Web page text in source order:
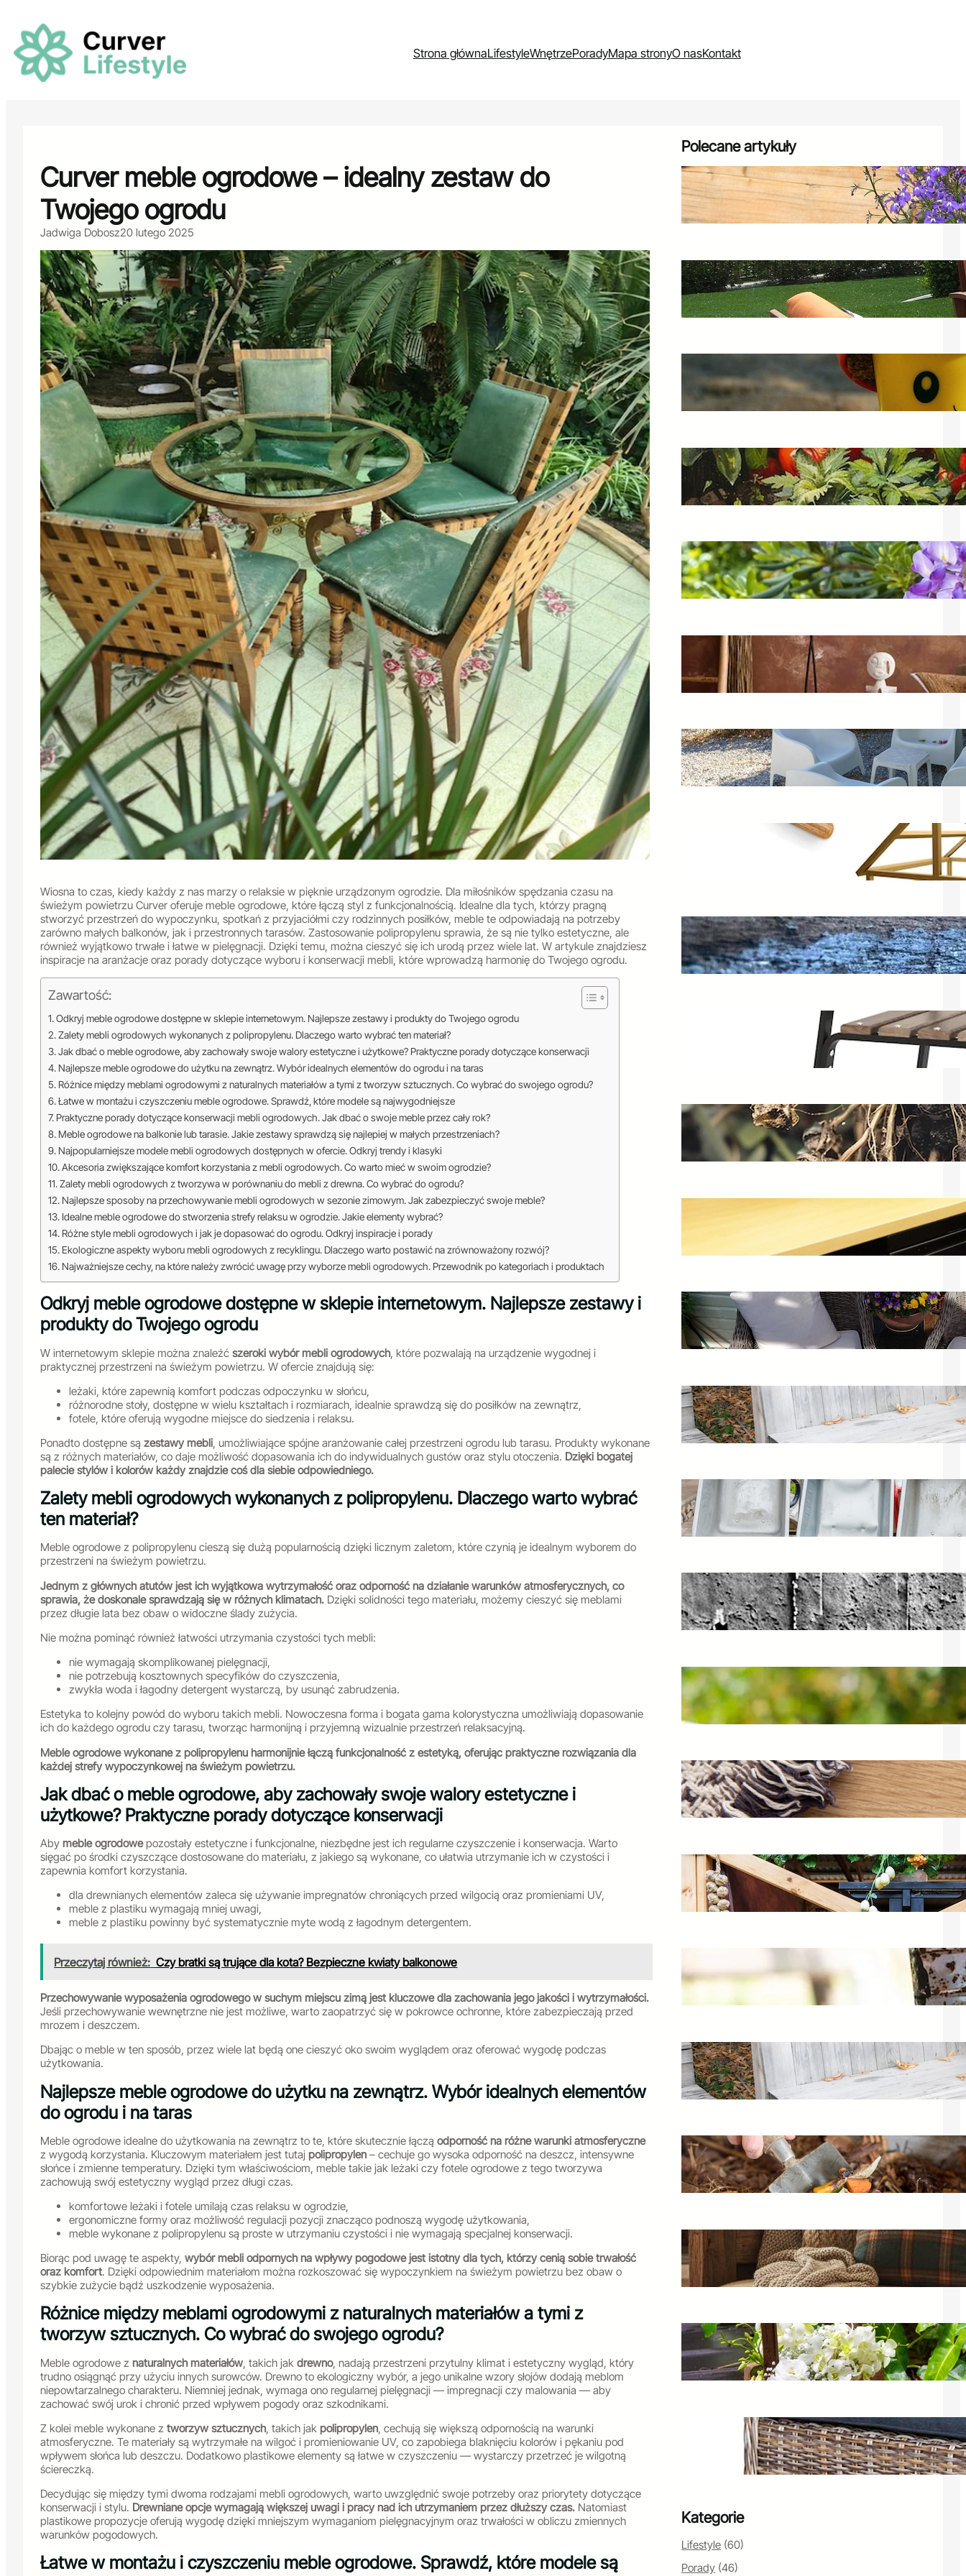
treści
Strona głównaLifestyleWnętrzePoradyMapa stronyO nasKontakt
Curver meble ogrodowe – idealny zestaw do
Twojego ogrodu
Jadwiga Dobosz20 lutego 2025
Wiosna to czas, kiedy każdy z nas marzy o relaksie w pięknie urządzonym ogrodzie. Dla miłośników spędzania czasu na
świeżym powietrzu Curver oferuje meble ogrodowe, które łączą styl z funkcjonalnością. Idealne dla tych, którzy pragną
stworzyć przestrzeń do wypoczynku, spotkań z przyjaciółmi czy rodzinnych posiłków, meble te odpowiadają na potrzeby
zarówno małych balkonów, jak i przestronnych tarasów. Zastosowanie polipropylenu sprawia, że są nie tylko estetyczne, ale
również wyjątkowo trwałe i łatwe w pielęgnacji. Dzięki temu, można cieszyć się ich urodą przez wiele lat. W artykule znajdziesz
inspiracje na aranżacje oraz porady dotyczące wyboru i konserwacji mebli, które wprowadzą harmonię do Twojego ogrodu.
Zawartość:
Odkryj meble ogrodowe dostępne w sklepie internetowym. Najlepsze zestawy i produkty do Twojego ogrodu
Zalety mebli ogrodowych wykonanych z polipropylenu. Dlaczego warto wybrać ten materiał?
Jak dbać o meble ogrodowe, aby zachowały swoje walory estetyczne i użytkowe? Praktyczne porady dotyczące konserwacji
Najlepsze meble ogrodowe do użytku na zewnątrz. Wybór idealnych elementów do ogrodu i na taras
Różnice między meblami ogrodowymi z naturalnych materiałów a tymi z tworzyw sztucznych. Co wybrać do swojego ogrodu?
Łatwe w montażu i czyszczeniu meble ogrodowe. Sprawdź, które modele są najwygodniejsze
Praktyczne porady dotyczące konserwacji mebli ogrodowych. Jak dbać o swoje meble przez cały rok?
Meble ogrodowe na balkonie lub tarasie. Jakie zestawy sprawdzą się najlepiej w małych przestrzeniach?
Najpopularniejsze modele mebli ogrodowych dostępnych w ofercie. Odkryj trendy i klasyki
Akcesoria zwiększające komfort korzystania z mebli ogrodowych. Co warto mieć w swoim ogrodzie?
Zalety mebli ogrodowych z tworzywa w porównaniu do mebli z drewna. Co wybrać do ogrodu?
Najlepsze sposoby na przechowywanie mebli ogrodowych w sezonie zimowym. Jak zabezpieczyć swoje meble?
Idealne meble ogrodowe do stworzenia strefy relaksu w ogrodzie. Jakie elementy wybrać?
Różne style mebli ogrodowych i jak je dopasować do ogrodu. Odkryj inspiracje i porady
Ekologiczne aspekty wyboru mebli ogrodowych z recyklingu. Dlaczego warto postawić na zrównoważony rozwój?
Najważniejsze cechy, na które należy zwrócić uwagę przy wyborze mebli ogrodowych. Przewodnik po kategoriach i produktach
Odkryj meble ogrodowe dostępne w sklepie internetowym. Najlepsze zestawy i
produkty do Twojego ogrodu
W internetowym sklepie można znaleźć szeroki wybór mebli ogrodowych , które pozwalają na urządzenie wygodnej i
praktycznej przestrzeni na świeżym powietrzu. W ofercie znajdują się:
leżaki, które zapewnią komfort podczas odpoczynku w słońcu,
różnorodne stoły, dostępne w wielu kształtach i rozmiarach, idealnie sprawdzą się do posiłków na zewnątrz,
fotele, które oferują wygodne miejsce do siedzenia i relaksu.
Ponadto dostępne są zestawy mebli, umożliwiające spójne aranżowanie całej przestrzeni ogrodu lub tarasu. Produkty wykonane
są z różnych materiałów, co daje możliwość dopasowania ich do indywidualnych gustów oraz stylu otoczenia. Dzięki bogatej
palecie stylów i kolorów każdy znajdzie coś dla siebie odpowiedniego.
Zalety mebli ogrodowych wykonanych z polipropylenu. Dlaczego warto wybrać
ten materiał?
Meble ogrodowe z polipropylenu cieszą się dużą popularnością dzięki licznym zaletom, które czynią je idealnym wyborem do
przestrzeni na świeżym powietrzu.
Jednym z głównych atutów jest ich wyjątkowa wytrzymałość oraz odporność na działanie warunków atmosferycznych, co
sprawia, że doskonale sprawdzają się w różnych klimatach. Dzięki solidności tego materiału, możemy cieszyć się meblami
przez długie lata bez obaw o widoczne ślady zużycia.
Nie można pominąć również łatwości utrzymania czystości tych mebli:
nie wymagają skomplikowanej pielęgnacji,
nie potrzebują kosztownych specyfików do czyszczenia,
zwykła woda i łagodny detergent wystarczą, by usunąć zabrudzenia.
Estetyka to kolejny powód do wyboru takich mebli. Nowoczesna forma i bogata gama kolorystyczna umożliwiają dopasowanie
ich do każdego ogrodu czy tarasu, tworząc harmonijną i przyjemną wizualnie przestrzeń relaksacyjną.
Meble ogrodowe wykonane z polipropylenu harmonijnie łączą funkcjonalność z estetyką, oferując praktyczne rozwiązania dla
każdej strefy wypoczynkowej na świeżym powietrzu.
Jak dbać o meble ogrodowe, aby zachowały swoje walory estetyczne i
użytkowe? Praktyczne porady dotyczące konserwacji
Aby meble ogrodowepozostały estetyczne i funkcjonalne, niezbędne jest ich regularne czyszczenie i konserwacja. Warto
sięgać po środki czyszczące dostosowane do materiału, z jakiego są wykonane, co ułatwia utrzymanie ich w czystości i
zapewnia komfort korzystania.
dla drewnianych elementów zaleca się używanie impregnatów chroniących przed wilgocią oraz promieniami UV,
meble z plastiku wymagają mniej uwagi,
meble z plastiku powinny być systematycznie myte wodą z łagodnym detergentem.
Przeczytaj również: Czy bratki są trujące dla kota? Bezpieczne kwiaty balkonowe
Przechowywanie wyposażenia ogrodowego w suchym miejscu zimą jest kluczowe dla zachowania jego jakości i wytrzymałości.
Jeśli przechowywanie wewnętrzne nie jest możliwe, warto zaopatrzyć się w pokrowce ochronne, które zabezpieczają przed
mrozem i deszczem.
Dbając o meble w ten sposób, przez wiele lat będą one cieszyć oko swoim wyglądem oraz oferować wygodę podczas
użytkowania.
Najlepsze meble ogrodowe do użytku na zewnątrz. Wybór idealnych elementów
do ogrodu i na taras
Meble ogrodowe idealne do użytkowania na zewnątrz to te, które skutecznie łączą odporność na różne warunki atmosferyczne
z wygodą korzystania. Kluczowym materiałem jest tutaj polipropylen – cechuje go wysoka odporność na deszcz, intensywne
słońce i zmienne temperatury. Dzięki tym właściwościom, meble takie jak leżaki czy fotele ogrodowe z tego tworzywa
zachowują swój estetyczny wygląd przez długi czas.
komfortowe leżaki i fotele umilają czas relaksu w ogrodzie,
ergonomiczne formy oraz możliwość regulacji pozycji znacząco podnoszą wygodę użytkowania,
meble wykonane z polipropylenu są proste w utrzymaniu czystości i nie wymagają specjalnej konserwacji.
Biorąc pod uwagę te aspekty, wybór mebli odpornych na wpływy pogodowe jest istotny dla tych, którzy cenią sobie trwałość
oraz komfort. Dzięki odpowiednim materiałom można rozkoszować się wypoczynkiem na świeżym powietrzu bez obaw o
szybkie zużycie bądź uszkodzenie wyposażenia.
Różnice między meblami ogrodowymi z naturalnych materiałów a tymi z
tworzyw sztucznych. Co wybrać do swojego ogrodu?
Meble ogrodowe z naturalnych materiałów , takich jak drewno, nadają przestrzeni przytulny klimat i estetyczny wygląd, który
trudno osiągnąć przy użyciu innych surowców. Drewno to ekologiczny wybór, a jego unikalne wzory słojów dodają meblom
niepowtarzalnego charakteru. Niemniej jednak, wymaga ono regularnej pielęgnacji — impregnacji czy malowania — aby
zachować swój urok i chronić przed wpływem pogody oraz szkodnikami.
Z kolei meble wykonane z tworzyw sztucznych, takich jak polipropylen, cechują się większą odpornością na warunki
atmosferyczne. Te materiały są wytrzymałe na wilgoć i promieniowanie UV, co zapobiega blaknięciu kolorów i pękaniu pod
wpływem słońca lub deszczu. Dodatkowo plastikowe elementy są łatwe w czyszczeniu — wystarczy przetrzeć je wilgotną
ściereczką.
Decydując się między tymi dwoma rodzajami mebli ogrodowych, warto uwzględnić swoje potrzeby oraz priorytety dotyczące
konserwacji i stylu. Drewniane opcje wymagają większej uwagi i pracy nad ich utrzymaniem przez dłuższy czas. Natomiast
plastikowe propozycje oferują wygodę dzięki mniejszym wymaganiom pielęgnacyjnym oraz trwałości w obliczu zmiennych
warunków pogodowych.
Łatwe w montażu i czyszczeniu meble ogrodowe. Sprawdź, które modele są
Polecane artykuły
Rośliny do donic: jakie wybrać na
balkon i taras?
18 marca 2025
Meble Curver – idealny zestaw mebli
ogrodowych do Twojego ogrodu
31 grudnia 2024
Zabawy w piasku: kreatywne pomysły
na zabawę w piaskownicy
17 czerwca 2025
Jak zrobić domowy ogródek
warzywny? Praktyczne porady
3 kwietnia 2025
Wisteria na balkonie – jak uprawiać
glicynię w donicy?
2 czerwca 2025
Meble w stylu boho – jak urządzić
wnętrze w tym stylu?
26 lutego 2025
Krzesło ogrodowe Curver – idealne
meble na balkon i ogród
8 lutego 2025
Keter domek narzędziowy – idealny
Jak zabezpieczyć drewno przed
murszeniem mebli? Porady
budowlane
27 kwietnia 2025
Krzesła ogrodowe Curver – idealne
meble na balkon i ogród
Jak wygląda system korzeniowy
hortensji bukietowej? Pielęgnacja i
uprawa
24 maja 2025
Krzesło profilowane – jak wybrać
11 maja 2025
Meble ogrodowe wygodne – wybierz
zestaw z technorattanu
27 maja 2025
Skrzynia ogrodowa z siedziskiem –
idealne meble na taras
21 maja 2025
Taczki plastikowe – wybór
ogrodowych i budowlanych modeli
14 lutego 2025
Beton tekstura – jak wykorzystać
fototapetę 3D?
6 kwietnia 2025
Czym zabezpieczyć meble
ogrodowe? Impregnacja i porady
1 marca 2025
Kuweta Curver dla kota – ekologiczne
rozwiązania dla pupila
19 marca 2025
Bar ogrodowy – pomysły na meble do
Twojego ogrodu
20 czerwca 2025
Porady dotyczące renowacji
30 stycznia 2025
Skrzynia ogrodowa Curver – idealny
schowek na balkon i taras
7 listopada 2024
Jak działa kompostownik w ogrodzie?
Warto wiedzieć o kompostowaniu
25 maja 2025
Sofa rustykalna – jak wybrać idealny
mebel do wnętrza?
23 lutego 2025
Jaśminowiec w ogrodzie – jak
stworzyć piękne kompozycje?
16 marca 2025
Keter Provence – grafitowy fotel
ogrodowy i zestaw mebli
17 kwietnia 2025
Kategorie
Lifestyle (60)
Porady (46)